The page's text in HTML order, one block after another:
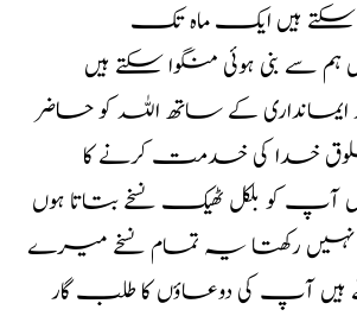
ہیں ایک ماہ تک
ہم سے بنی ہوئی منگوا سکتے ہیں
کے ساتھ اللہ کو حاضر
خدا کی خدمت کرنے کا
کو بلکل ٹھیک نسخے بتاتا ہوں
نہیں رکھتا یہ تمام نسخے میرے
ہیں آپ کی دوعاؤں کا طلب گار